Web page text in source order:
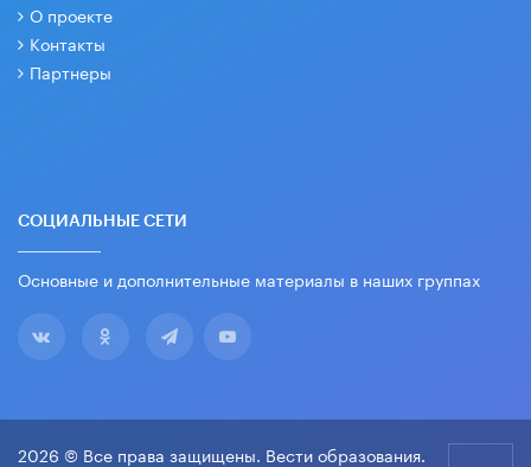
О проекте
Контакты
Партнеры
СОЦИАЛЬНЫЕ СЕТИ
Основные и дополнительные материалы в наших группах
2026 © Все права защищены. Вести образования.